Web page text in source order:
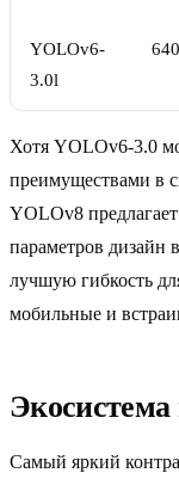
YOLOv6-
3.0l
640
Хотя YOLOv6-3.0
преимуществами в
YOLOv8
параметров дизайн
лучшую гибкость
мобильные и
Экосистема
Самый яркий